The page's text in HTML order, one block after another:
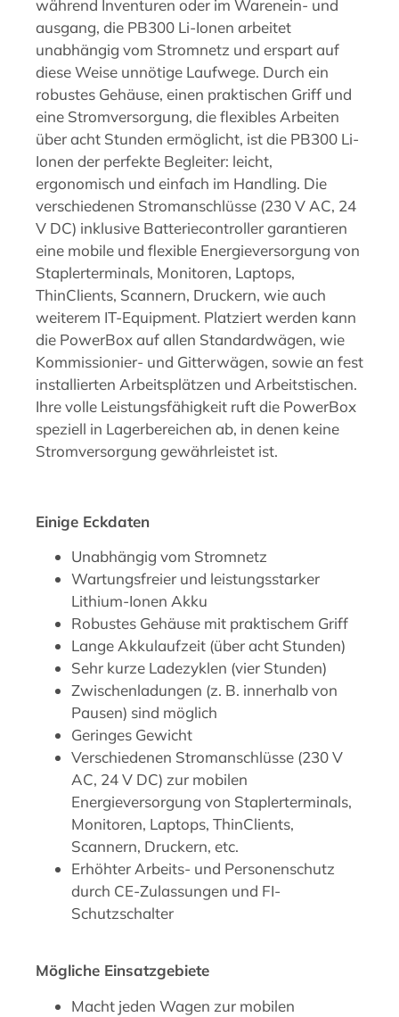
während Inventuren oder im Warenein- und
ausgang, die PB300 Li-Ionen arbeitet
unabhängig vom Stromnetz und erspart auf
diese Weise unnötige Laufwege. Durch ein
robustes Gehäuse, einen praktischen Griff und
eine Stromversorgung, die flexibles Arbeiten
über acht Stunden ermöglicht, ist die PB300 Li-
Ionen der perfekte Begleiter: leicht,
ergonomisch und einfach im Handling. Die
verschiedenen Stromanschlüsse (230 V AC, 24
V DC) inklusive Batteriecontroller garantieren
eine mobile und flexible Energieversorgung von
Staplerterminals, Monitoren, Laptops,
ThinClients, Scannern, Druckern, wie auch
weiterem IT-Equipment. Platziert werden kann
die PowerBox auf allen Standardwägen, wie
Kommissionier- und Gitterwägen, sowie an fest
installierten Arbeitsplätzen und Arbeitstischen.
Ihre volle Leistungsfähigkeit ruft die PowerBox
speziell in Lagerbereichen ab, in denen keine
Stromversorgung gewährleistet ist.
Einige Eckdaten
Unabhängig vom Stromnetz
Wartungsfreier und leistungsstarker
Lithium-Ionen Akku
Robustes Gehäuse mit praktischem Griff
Lange Akkulaufzeit (über acht Stunden)
Sehr kurze Ladezyklen (vier Stunden)
Zwischenladungen (z. B. innerhalb von
Pausen) sind möglich
Geringes Gewicht
Verschiedenen Stromanschlüsse (230 V
AC, 24 V DC) zur mobilen
Energieversorgung von Staplerterminals,
Monitoren, Laptops, ThinClients,
Scannern, Druckern, etc.
Erhöhter Arbeits- und Personenschutz
durch CE-Zulassungen und FI-
Schutzschalter
Mögliche Einsatzgebiete
Macht jeden Wagen zur mobilen